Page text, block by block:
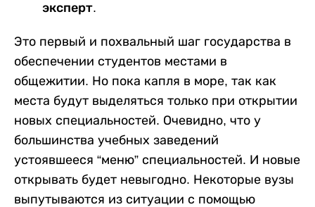
эксперт.
Это первый и похвальный шаг государства в
обеспечении студентов местами в
общежитии. Но пока капля в море, так как
места будут выделяться только при открытии
новых специальностей. Очевидно, что у
большинства учебных заведений
устоявшееся “меню” специальностей. И новые
открывать будет невыгодно. Некоторые вузы
выпутываются из ситуации с помощью